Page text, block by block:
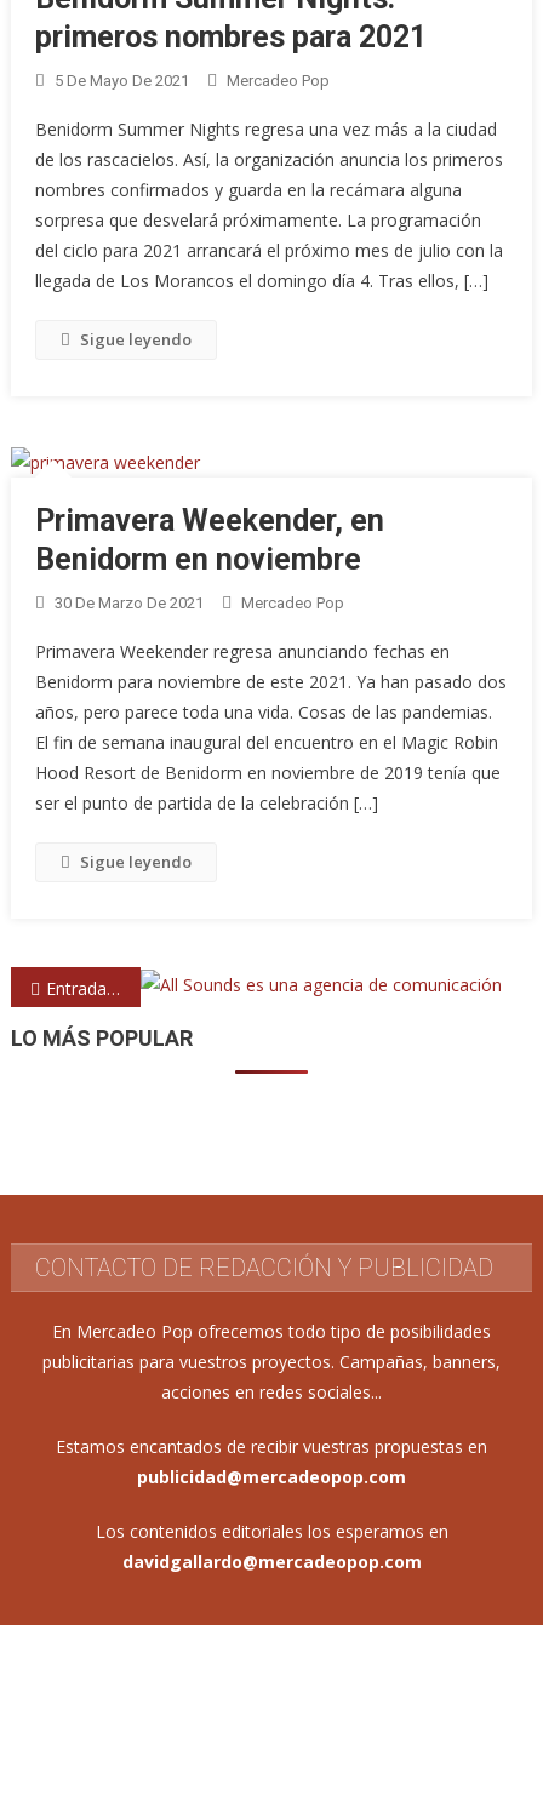
primeros nombres para 2021
5 De Mayo De 2021 Mercadeo Pop
Benidorm Summer Nights regresa una vez más a la ciudad
de los rascacielos. Así, la organización anuncia los primeros
nombres confirmados y guarda en la recámara alguna
sorpresa que desvelará próximamente. La programación
del ciclo para 2021 arrancará el próximo mes de julio con la
llegada de Los Morancos el domingo día 4. Tras ellos, […]
Sigue leyendo
Primavera Weekender, en
Benidorm en noviembre
30 De Marzo De 2021 Mercadeo Pop
Primavera Weekender regresa anunciando fechas en
Benidorm para noviembre de este 2021. Ya han pasado dos
años, pero parece toda una vida. Cosas de las pandemias.
El fin de semana inaugural del encuentro en el Magic Robin
Hood Resort de Benidorm en noviembre de 2019 tenía que
ser el punto de partida de la celebración […]
Sigue leyendo
Navegación
de
Entradas anteriores
LO MÁS POPULAR
CONTACTO DE REDACCIÓN Y PUBLICIDAD
En Mercadeo Pop ofrecemos todo tipo de posibilidades
publicitarias para vuestros proyectos. Campañas, banners,
acciones en redes sociales...
Estamos encantados de recibir vuestras propuestas en
publicidad@mercadeopop.com
Los contenidos editoriales los esperamos en
davidgallardo@mercadeopop.com